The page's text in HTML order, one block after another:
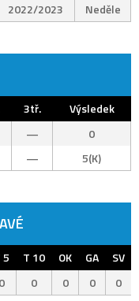
2022/2023 Neděle
3tř.
Výsledek
—
0
— 5(K)
5 T 10 OK GA
SV
0 0 0 0 0